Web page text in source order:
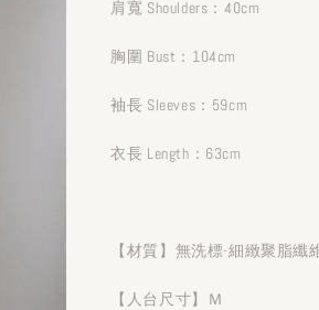
肩寬 Shoulders：40cm
胸圍 Bust：104cm
袖長 Sleeves：59cm
衣長 Length：63cm
【材質】無洗標-細緻聚脂纖
【人台尺寸】Ｍ